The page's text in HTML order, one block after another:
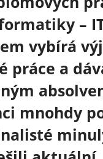
– IT
vybírá
práce a
mnohdy